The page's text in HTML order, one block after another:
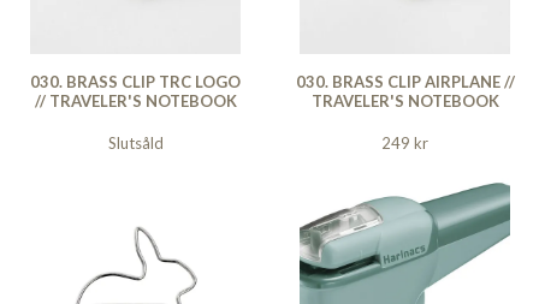
030. BRASS CLIP TRC LOGO
// TRAVELER'S NOTEBOOK
Slutsåld
030. BRASS CLIP AIRPLANE //
TRAVELER'S NOTEBOOK
249 kr